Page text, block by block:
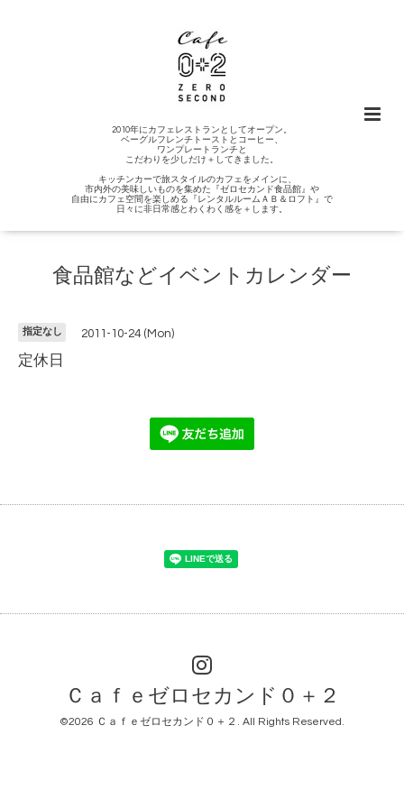
2010年にカフェレストランとしてオープン。
ベーグルフレンチトーストとコーヒー、
ワンプレートランチと
こだわりを少しだけ＋してきました。
キッチンカーで旅スタイルのカフェをメインに、
市内外の美味しいものを集めた『ゼロセカンド食品館』や
自由にカフェ空間を楽しめる『レンタルルームＡＢ＆ロフト』で
日々に非日常感とわくわく感を＋します。
食品館などイベントカレンダー
指定なし 2011-10-24 (Mon)
定休日
Ｃａｆｅゼロセカンド０＋２
©2026 Ｃａｆｅゼロセカンド０＋２ . All Rights Reserved.